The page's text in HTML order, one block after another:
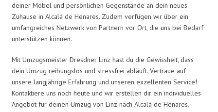
deiner Möbel und persönlichen Gegenstände an dein neues
Zuhause in Alcalá de Henares. Zudem verfügen wir über ein
umfangreiches Netzwerk von Partnern vor Ort, die uns bei Bedarf
unterstützen können.
Mit Umzugsmeister Dresdner Linz hast du die Gewissheit, dass
dein Umzug reibungslos und stressfrei abläuft. Vertraue auf
unsere langjährige Erfahrung und unseren exzellenten Service!
Kontaktiere uns noch heute und wir erstellen dir ein individuelles
Angebot für deinen Umzug von Linz nach Alcalá de Henares.